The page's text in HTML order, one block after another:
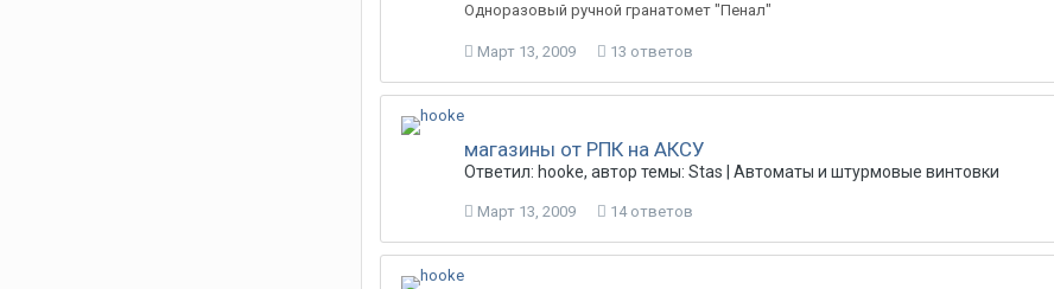
Одноразовый ручной гранатомет "Пенал"
Март 13, 2009 13 ответов
магазины от РПК на АКСУ
Ответил: hooke, автор темы: Stas | Автоматы и штурмовые винтовки
Март 13, 2009 14 ответов